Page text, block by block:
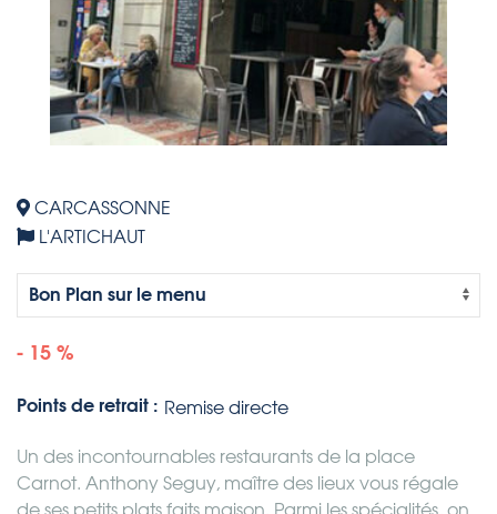
CARCASSONNE
L'ARTICHAUT
- 15 %
Points de retrait : Remise directe
Un des incontournables restaurants de la place
Carnot. Anthony Seguy, maître des lieux vous régale